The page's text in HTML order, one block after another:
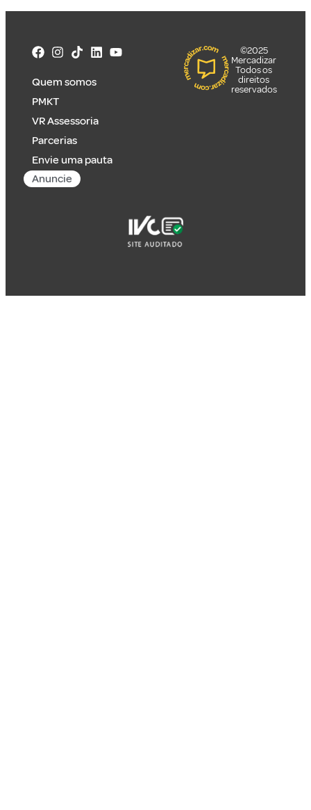
Quem somos
PMKT
VR Assessoria
Parcerias
Envie uma pauta
Anuncie
©2025
Mercadizar
Todos os
direitos
reservados